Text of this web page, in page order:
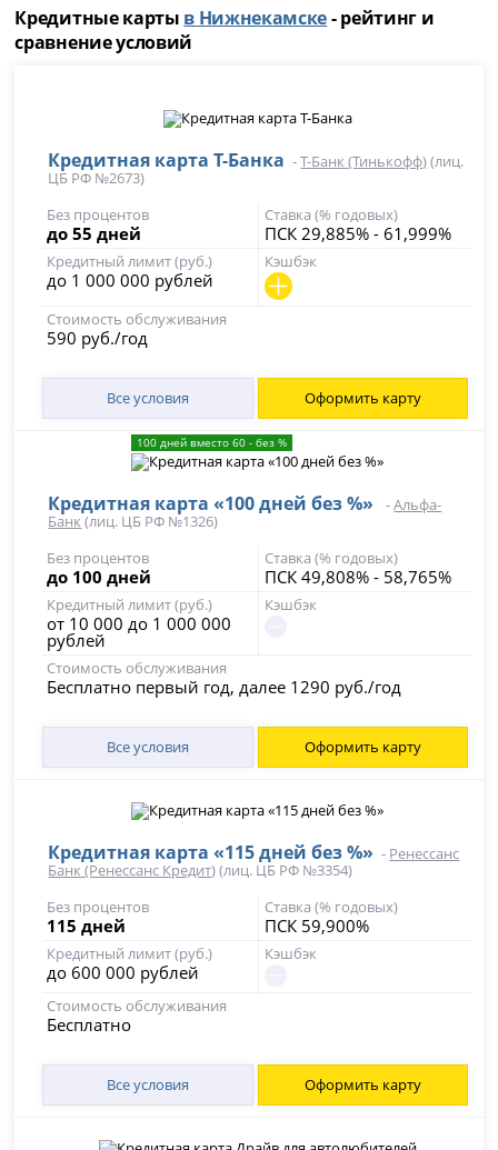
Кредитные карты в Нижнекамске- рейтинг и
сравнение условий
Кредитная карта Т-Банка -Т-Банк (Тинькофф)(лиц.
ЦБ РФ №2673)
Без процентов
до 55 дней
Ставка (% годовых)
ПСК 29,885% - 61,999%
Кредитный лимит (руб.)
до 1 000 000 рублей
Кэшбэк
Стоимость обслуживания
590 руб./год
Все условия Оформить карту
100 дней вместо 60 - без %
Кредитная карта «100 дней без %» -Альфа-
Банк (лиц. ЦБ РФ №1326)
Без процентов
до 100 дней
Ставка (% годовых)
ПСК 49,808% - 58,765%
Кредитный лимит (руб.)
от 10 000 до 1 000 000
рублей
Кэшбэк
Стоимость обслуживания
Бесплатно первый год, далее 1290 руб./год
Все условия Оформить карту
Кредитная карта «115 дней без %» - Ренессанс
Банк (Ренессанс Кредит)(лиц. ЦБ РФ №3354)
Без процентов
115 дней
Ставка (% годовых)
ПСК 59,900%
Кредитный лимит (руб.)
до 600 000 рублей
Кэшбэк
Стоимость обслуживания
Бесплатно
Все условия Оформить карту